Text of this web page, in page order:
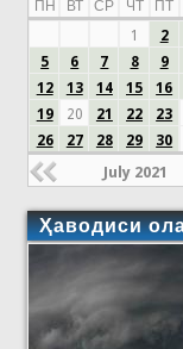
ПН ВТ СР ЧТ ПТ
1
2
5
6 7 8 9
12
13 14 15 16
19
20 21 22 23
26
27 28 29 30
July 2021
Ҳаводиси